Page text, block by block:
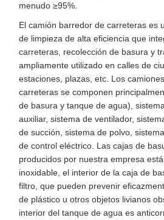
menudo ≥95%.
El camión barredor de carreteras es
de limpieza de alta eficiencia que
carreteras, recolección de basura y
ampliamente utilizado en calles de
estaciones, plazas, etc. Los
carreteras se componen
de basura y tanque de agua),
auxiliar, sistema de ventilador,
de succión, sistema de polvo,
de control eléctrico. Las cajas de
producidos por nuestra empresa
inoxidable, el interior de la caja de
filtro, que pueden prevenir
de plástico u otros objetos livianos
interior del tanque de agua es